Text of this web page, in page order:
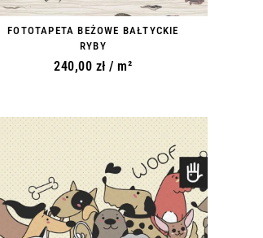
FOTOTAPETA BEŻOWE BAŁTYCKIE
RYBY
240,00 zł / m²